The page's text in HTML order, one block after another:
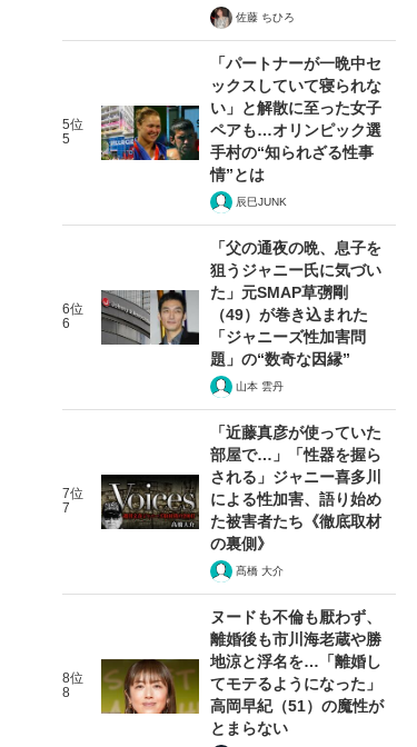
佐藤 ちひろ
5位
5
「パートナーが一晩中セ
ックスしていて寝られな
い」と解散に至った女子
ペアも…オリンピック選
手村の“知られざる性事
情”とは
辰巳JUNK
6位
6
「父の通夜の晩、息子を
狙うジャニー氏に気づい
た」元SMAP草彅剛
（49）が巻き込まれた
「ジャニーズ性加害問
題」の“数奇な因縁”
山本 雲丹
7位
7
「近藤真彦が使っていた
部屋で…」「性器を握ら
される」ジャニー喜多川
による性加害、語り始め
た被害者たち《徹底取材
の裏側》
髙橋 大介
8位
8
ヌードも不倫も厭わず、
離婚後も市川海老蔵や勝
地涼と浮名を…「離婚し
てモテるようになった」
高岡早紀（51）の魔性が
とまらない